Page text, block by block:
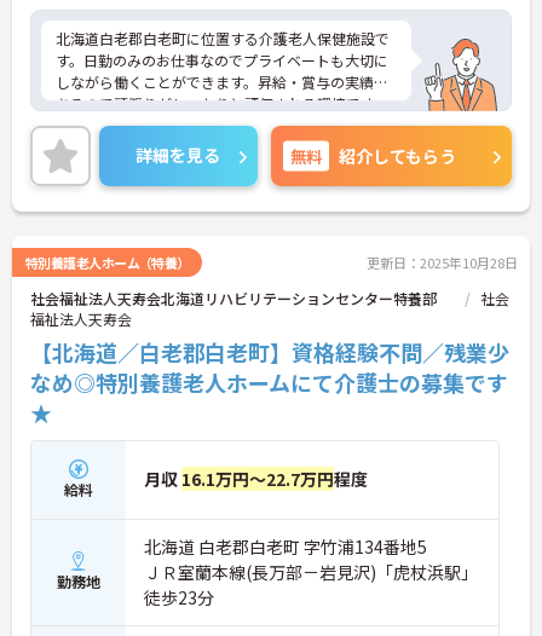
北海道白老郡白老町に位置する介護老人保健施設で
す。日勤のみのお仕事なのでプライベートも大切に
しながら働くことができます。昇給・賞与の実績も
あるので頑張りがしっかりと評価される環境です。
ご興味をお持ちの方はお気軽にお問い合わせくださ
い。
詳細を見る 無料 紹介してもらう
特別養護老人ホーム（特養） 更新日：2025年10月28日
社会福祉法人天寿会北海道リハビリテーションセンター特養部
社会
福祉法人天寿会
【北海道／白老郡白老町】資格経験不問／残業少
なめ◎特別養護老人ホームにて介護士の募集です
★
給料 月収 16.1万円～22.7万円程度
勤務地
北海道 白老郡白老町 字竹浦134番地5
ＪＲ室蘭本線(長万部－岩見沢)「虎杖浜駅」
徒歩23分